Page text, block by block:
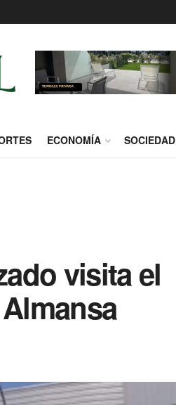
ECONOMÍA SOCIEDAD
visita el